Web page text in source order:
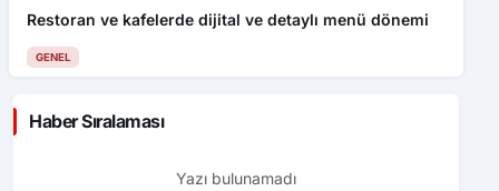
Restoran ve kafelerde dijital ve detaylı menü dönemi
GENEL
Haber Sıralaması
Yazı bulunamadı